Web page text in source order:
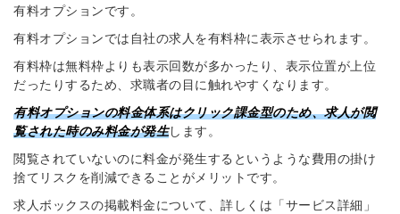
有料オプションです。
有料オプションでは自社の求人を有料枠に表示させられます。
有料枠は無料枠よりも表示回数が多かったり、表示位置が上位
だったりするため、求職者の目に触れやすくなります。
有料オプションの料金体系はクリック課金型のため、求人が閲
覧された時のみ料金が発生します。
閲覧されていないのに料金が発生するというような費用の掛け
捨てリスクを削減できることがメリットです。
求人ボックスの掲載料金について、詳しくは「サービス詳細」